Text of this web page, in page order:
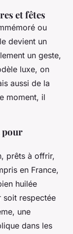
et fêtes
ou
devient un
un geste,
luxe, on
aussi de la
moment, il
pour
prêts à offrir,
en France,
huilée
soit respectée
une
dans les